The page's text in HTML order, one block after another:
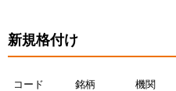
新規格付け
コード 銘柄 機関